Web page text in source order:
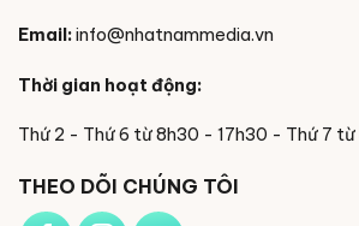
Email:info@nhatnammedia.vn
Thời gian hoạt động:
Thứ 2 - Thứ 6 từ 8h30 - 17h30 - Thứ 7
THEO DÕI CHÚNG TÔI